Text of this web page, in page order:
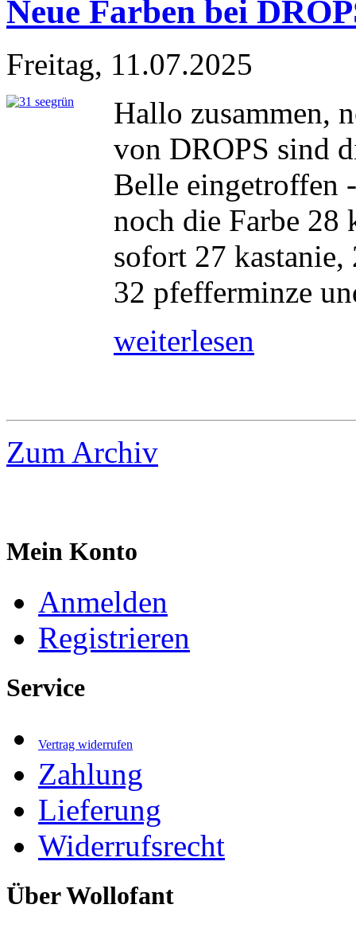
Neue Farben bei
Freitag, 11.07.2025
Hallo zusammen,
von DROPS sind
Belle eingetroffen
noch die Farbe 28
sofort 27 kastanie,
32 pfefferminze
weiterlesen
Zum Archiv
Mein Konto
Anmelden
Registrieren
Service
Vertrag widerrufen
Zahlung
Lieferung
Widerrufsrecht
Über Wollofant